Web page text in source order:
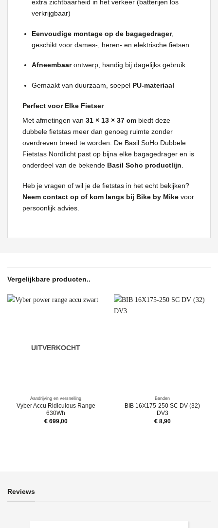
extra zichtbaarheid in het verkeer (batterijen los
verkrijgbaar)
Eenvoudige montage op de bagagedrager,
geschikt voor dames-, heren- en elektrische fietsen
Afneembaarontwerp, handig bij dagelijks gebruik
Gemaakt van duurzaam, soepel PU-materiaal
Perfect voor Elke Fietser
Met afmetingen van 31 × 13 × 37 cm biedt deze
dubbele fietstas meer dan genoeg ruimte zonder
overdreven breed te worden. De Basil SoHo Dubbele
Fietstas Nordlicht past op bijna elke bagagedrager en is
onderdeel van de bekende Basil Soho productlijn
Heb je vragen of wil je de fietstas in het echt bekijken?
Neem contact op of kom langs bij Bike by Mike voor
persoonlijk advies.
Vergelijkbare producten..
UITVERKOCHT
Aandrijving en versnelling
Vyber Accu Ridiculous Range
630Wh
€699,00
Banden
BIB 16X175-250 SC DV (32)
DV3
€8,90
Reviews